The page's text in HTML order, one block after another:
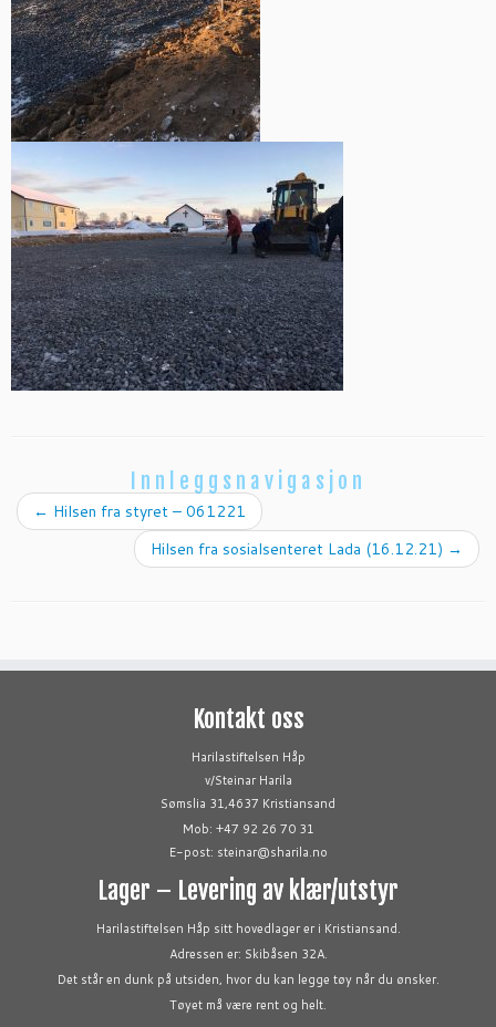
Innleggsnavigasjon
← Hilsen fra styret – 061221
Hilsen fra sosialsenteret Lada (16.12.21) →
Kontakt oss
Harilastiftelsen Håp
v/Steinar Harila
Sømslia 31,4637 Kristiansand
Mob: +47 92 26 70 31
E-post: steinar@sharila.no
Lager – Levering av klær/utstyr
Harilastiftelsen Håp sitt hovedlager er i Kristiansand.
Adressen er: Skibåsen 32A.
Det står en dunk på utsiden, hvor du kan legge tøy når du ønsker.
Tøyet må være rent og helt.